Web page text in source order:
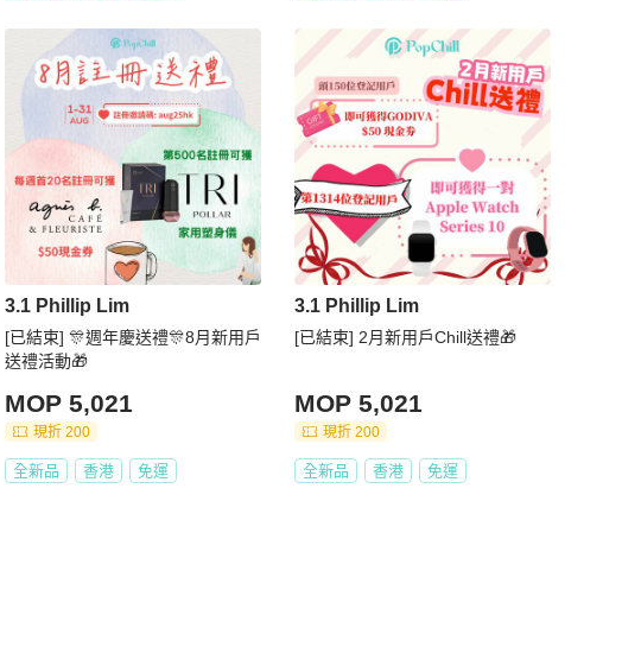
3.1 Phillip Lim
[已結束] 🎊週年慶送禮🎊8月新用戶
送禮活動🎁
MOP 5,021
現折 200
全新品 香港 免運
3.1 Phillip Lim
[已結束] 2月新用戶Chill送禮🎁
MOP 5,021
現折 200
全新品 香港 免運